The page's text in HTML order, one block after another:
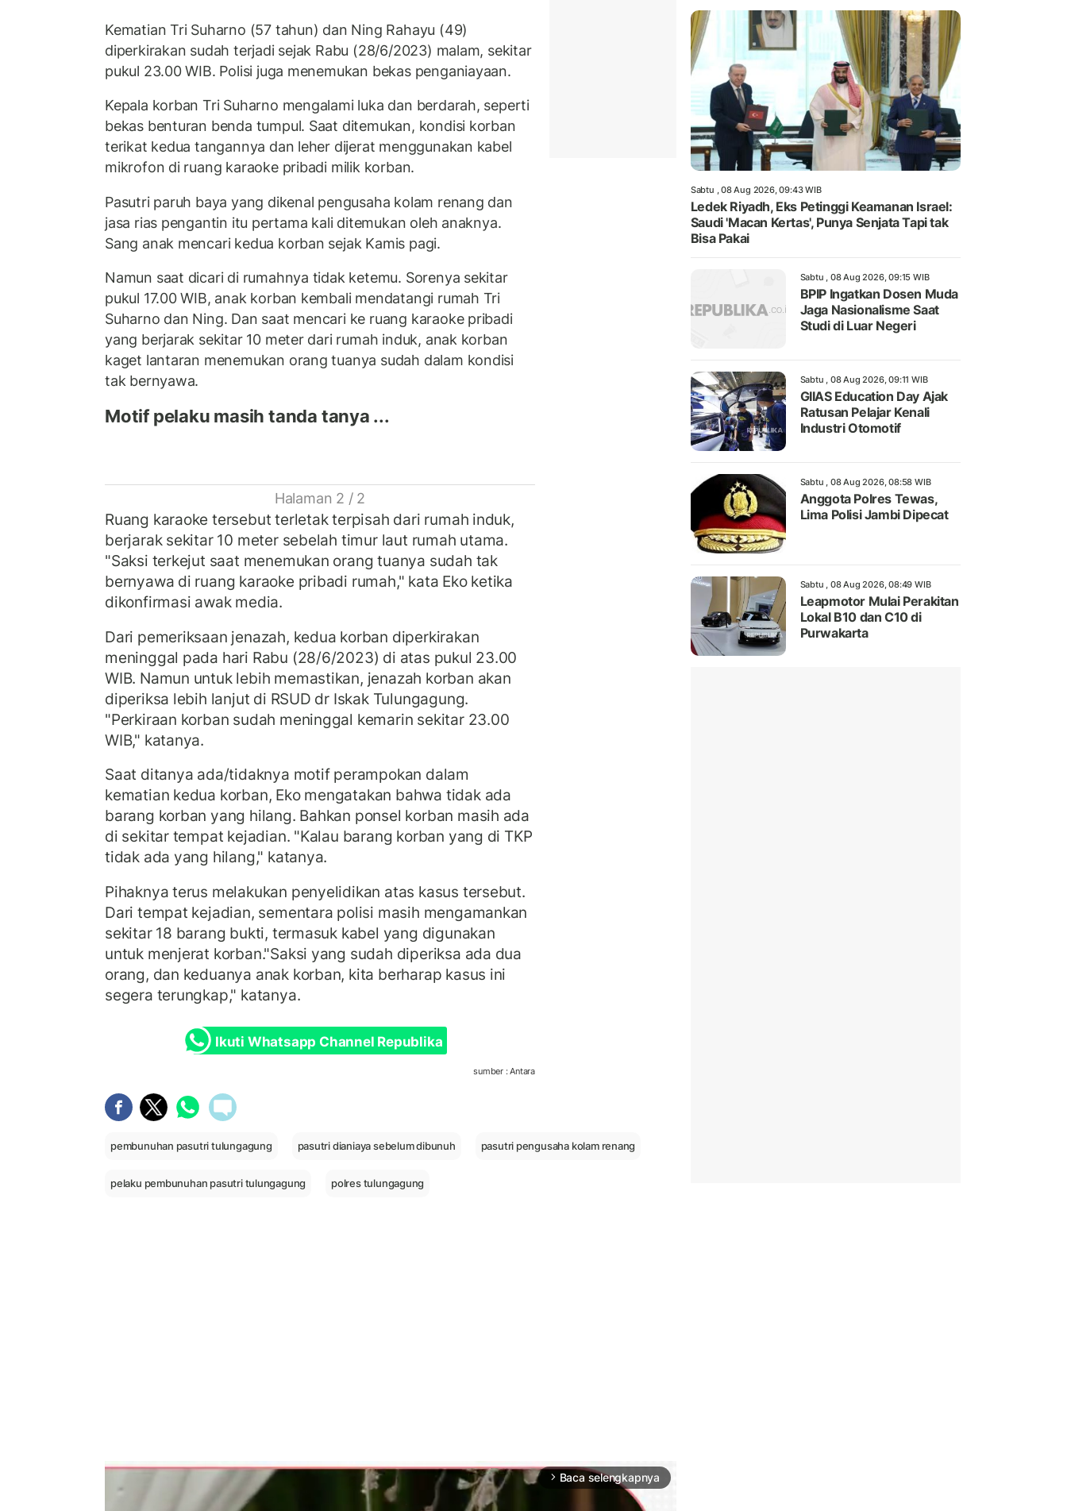
Kematian Tri Suharno (57 tahun) dan Ning Rahayu (49)
diperkirakan sudah terjadi sejak Rabu (28/6/2023) malam, sekitar
pukul 23.00 WIB. Polisi juga menemukan bekas penganiayaan.
Kepala korban Tri Suharno mengalami luka dan berdarah, seperti
bekas benturan benda tumpul. Saat ditemukan, kondisi korban
terikat kedua tangannya dan leher dijerat menggunakan kabel
mikrofon di ruang karaoke pribadi milik korban.
Pasutri paruh baya yang dikenal pengusaha kolam renang dan
jasa rias pengantin itu pertama kali ditemukan oleh anaknya.
Sang anak mencari kedua korban sejak Kamis pagi.
Namun saat dicari di rumahnya tidak ketemu. Sorenya sekitar
pukul 17.00 WIB, anak korban kembali mendatangi rumah Tri
Suharno dan Ning. Dan saat mencari ke ruang karaoke pribadi
yang berjarak sekitar 10 meter dari rumah induk, anak korban
kaget lantaran menemukan orang tuanya sudah dalam kondisi
tak bernyawa.
Motif pelaku masih tanda tanya ...
Halaman 2 / 2
Ruang karaoke tersebut terletak terpisah dari rumah induk,
berjarak sekitar 10 meter sebelah timur laut rumah utama.
"Saksi terkejut saat menemukan orang tuanya sudah tak
bernyawa di ruang karaoke pribadi rumah," kata Eko ketika
dikonfirmasi awak media.
Dari pemeriksaan jenazah, kedua korban diperkirakan
meninggal pada hari Rabu (28/6/2023) di atas pukul 23.00
WIB. Namun untuk lebih memastikan, jenazah korban akan
diperiksa lebih lanjut di RSUD dr Iskak Tulungagung.
"Perkiraan korban sudah meninggal kemarin sekitar 23.00
WIB," katanya.
Saat ditanya ada/tidaknya motif perampokan dalam
kematian kedua korban, Eko mengatakan bahwa tidak ada
barang korban yang hilang. Bahkan ponsel korban masih ada
di sekitar tempat kejadian. "Kalau barang korban yang di TKP
tidak ada yang hilang," katanya.
Pihaknya terus melakukan penyelidikan atas kasus tersebut.
Dari tempat kejadian, sementara polisi masih mengamankan
sekitar 18 barang bukti, termasuk kabel yang digunakan
untuk menjerat korban."Saksi yang sudah diperiksa ada dua
orang, dan keduanya anak korban, kita berharap kasus ini
segera terungkap," katanya.
Ikuti Whatsapp Channel Republika
sumber : Antara
pembunuhan pasutri tulungagung pasutri dianiaya sebelum dibunuh pasutri pengusaha kolam renang
pelaku pembunuhan pasutri tulungagung polres tulungagung
arrow_forward_ios Baca selengkapnya
Sabtu , 08 Aug 2026, 09:43 WIB
Ledek Riyadh, Eks Petinggi Keamanan Israel:
Saudi 'Macan Kertas', Punya Senjata Tapi tak
Bisa Pakai
Sabtu , 08 Aug 2026, 09:15 WIB
BPIP Ingatkan Dosen Muda
Jaga Nasionalisme Saat
Studi di Luar Negeri
Sabtu , 08 Aug 2026, 09:11 WIB
GIIAS Education Day Ajak
Ratusan Pelajar Kenali
Industri Otomotif
Sabtu , 08 Aug 2026, 08:58 WIB
Anggota Polres Tewas,
Lima Polisi Jambi Dipecat
Sabtu , 08 Aug 2026, 08:49 WIB
Leapmotor Mulai Perakitan
Lokal B10 dan C10 di
Purwakarta